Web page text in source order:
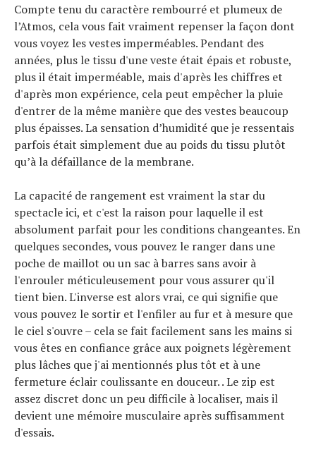
Compte tenu du caractère rembourré et plumeux de
l’Atmos, cela vous fait vraiment repenser la façon dont
vous voyez les vestes imperméables. Pendant des
années, plus le tissu d'une veste était épais et robuste,
plus il était imperméable, mais d'après les chiffres et
d'après mon expérience, cela peut empêcher la pluie
d'entrer de la même manière que des vestes beaucoup
plus épaisses. La sensation d’humidité que je ressentais
parfois était simplement due au poids du tissu plutôt
qu’à la défaillance de la membrane.
La capacité de rangement est vraiment la star du
spectacle ici, et c'est la raison pour laquelle il est
absolument parfait pour les conditions changeantes. En
quelques secondes, vous pouvez le ranger dans une
poche de maillot ou un sac à barres sans avoir à
l'enrouler méticuleusement pour vous assurer qu'il
tient bien. L'inverse est alors vrai, ce qui signifie que
vous pouvez le sortir et l'enfiler au fur et à mesure que
le ciel s'ouvre – cela se fait facilement sans les mains si
vous êtes en confiance grâce aux poignets légèrement
plus lâches que j'ai mentionnés plus tôt et à une
fermeture éclair coulissante en douceur. . Le zip est
assez discret donc un peu difficile à localiser, mais il
devient une mémoire musculaire après suffisamment
d'essais.